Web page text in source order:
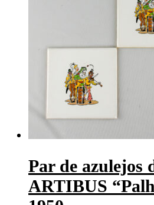
Par de azulejos
ARTIBUS